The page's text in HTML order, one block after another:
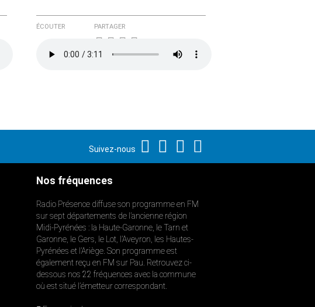
ÉCOUTER PARTAGER
Suivez-nous
Nos fréquences
Radio Présence diffuse son programme en FM
sur sept départements de l’ancienne région
Midi-Pyrénées : la Haute-Garonne, le Tarn et
Garonne, le Gers, le Lot, l’Aveyron, les Hautes-
Pyrénées et l’Ariège. Son programme est
également reçu en FM sur Pau. Retrouvez ci-
dessous nos 22 fréquences avec la commune
où est situé l’émetteur correspondant.